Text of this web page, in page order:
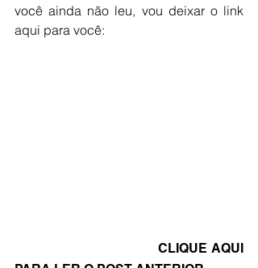
você ainda não leu, vou deixar o link
aqui para você:
CLIQUE AQUI